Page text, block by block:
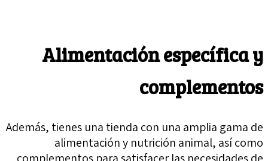
Alimentación específica y
complementos
Además, tienes una tienda con una amplia gama de
alimentación y nutrición animal, así como
complementos para satisfacer las necesidades de